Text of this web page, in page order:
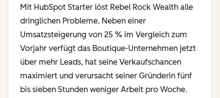
Mit HubSpot Starter löst Rebel Rock Wealth alle
dringlichen Probleme. Neben einer
Umsatzsteigerung von 25 % im Vergleich zum
Vorjahr verfügt das Boutique-Unternehmen jetzt
über mehr Leads, hat seine Verkaufschancen
maximiert und verursacht seiner Gründerin fünf
bis sieben Stunden weniger Arbeit pro Woche.